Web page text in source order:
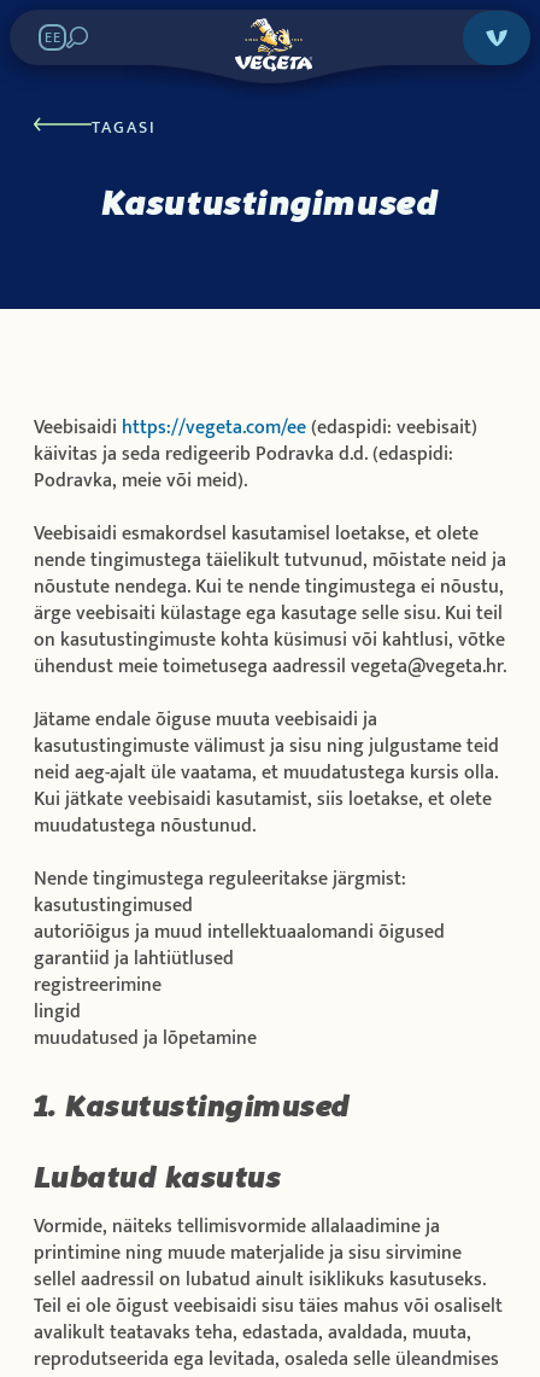
EE
TAGASI
Kasutustingimused
Veebisaidi https://vegeta.com/ee(edaspidi: veebisait)
käivitas ja seda redigeerib Podravka d.d. (edaspidi:
Podravka, meie või meid).
Veebisaidi esmakordsel kasutamisel loetakse, et olete
nende tingimustega täielikult tutvunud, mõistate neid ja
nõustute nendega. Kui te nende tingimustega ei nõustu,
ärge veebisaiti külastage ega kasutage selle sisu. Kui teil
on kasutustingimuste kohta küsimusi või kahtlusi, võtke
ühendust meie toimetusega aadressil vegeta@vegeta.hr.
Jätame endale õiguse muuta veebisaidi ja
kasutustingimuste välimust ja sisu ning julgustame teid
neid aeg-ajalt üle vaatama, et muudatustega kursis olla.
Kui jätkate veebisaidi kasutamist, siis loetakse, et olete
muudatustega nõustunud.
Nende tingimustega reguleeritakse järgmist:
kasutustingimused
autoriõigus ja muud intellektuaalomandi õigused
garantiid ja lahtiütlused
registreerimine
lingid
muudatused ja lõpetamine
1. Kasutustingimused
Lubatud kasutus
Vormide, näiteks tellimisvormide allalaadimine ja
printimine ning muude materjalide ja sisu sirvimine
sellel aadressil on lubatud ainult isiklikuks kasutuseks.
Teil ei ole õigust veebisaidi sisu täies mahus või osaliselt
avalikult teatavaks teha, edastada, avaldada, muuta,
reprodutseerida ega levitada, osaleda selle üleandmises